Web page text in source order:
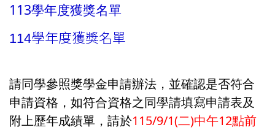
113學年度獲獎名單
114學年度獲獎名單
請同學參照獎學金申請辦法，並確認是否符合
申請資格，如符合資格之同學請填寫申請表及
附上歷年成績單，請於115/9/1(二)中午12點前